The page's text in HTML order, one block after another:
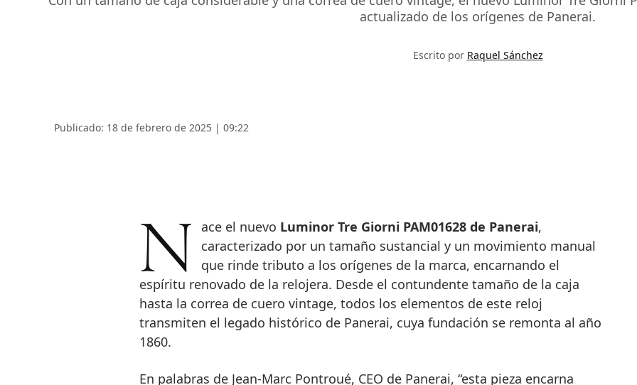
actualizado de los orígenes de Panerai.
Escrito por Raquel Sánchez
Publicado: 18 de febrero de 2025 | 09:22
Nace el nuevo Luminor Tre Giorni PAM01628 de Panerai,
caracterizado por un tamaño sustancial y un movimiento manual
que rinde tributo a los orígenes de la marca, encarnando el
espíritu renovado de la relojera. Desde el contundente tamaño de la caja
hasta la correa de cuero vintage, todos los elementos de este reloj
transmiten el legado histórico de Panerai, cuya fundación se remonta al año
1860.
En palabras de Jean-Marc Pontroué, CEO de Panerai, “esta pieza encarna